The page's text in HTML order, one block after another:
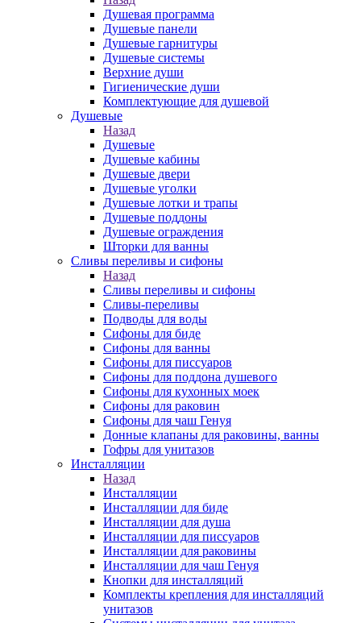
Душевая программа
Душевые панели
Душевые гарнитуры
Душевые системы
Верхние души
Гигиенические души
Комплектующие для душевой
Душевые
Назад
Душевые
Душевые кабины
Душевые двери
Душевые уголки
Душевые лотки и трапы
Душевые поддоны
Душевые ограждения
Шторки для ванны
Сливы переливы и сифоны
Назад
Сливы переливы и сифоны
Сливы-переливы
Подводы для воды
Сифоны для биде
Сифоны для ванны
Сифоны для писсуаров
Сифоны для поддона душевого
Сифоны для кухонных моек
Сифоны для раковин
Сифоны для чаш Генуя
Донные клапаны для раковины, ванны
Гофры для унитазов
Инсталляции
Назад
Инсталляции
Инсталляции для биде
Инсталляции для душа
Инсталляции для писсуаров
Инсталляции для раковины
Инсталляции для чаш Генуя
Кнопки для инсталляций
Комплекты крепления для инсталляций
унитазов